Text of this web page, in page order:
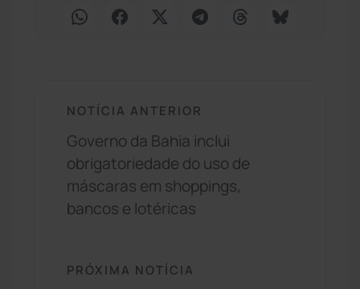
NOTÍCIA ANTERIOR
Governo da Bahia inclui
obrigatoriedade do uso de
máscaras em shoppings,
bancos e lotéricas
PRÓXIMA NOTÍCIA